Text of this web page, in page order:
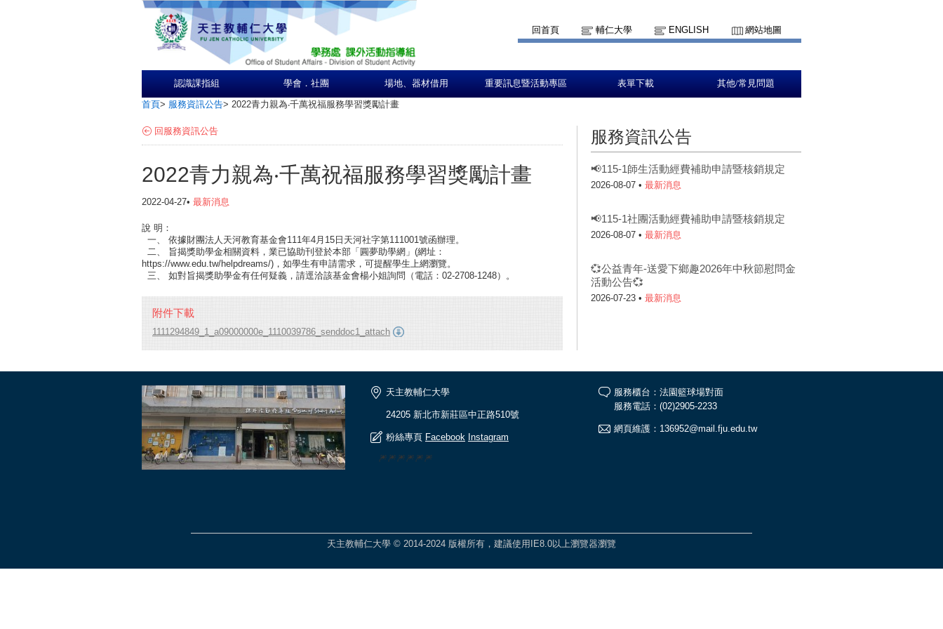
回首頁 輔仁大學 ENGLISH 網站地圖
認識課指組 學會．社團 場地、器材借用 重要訊息暨活動專區 表單下載 其他/常見問題
首頁> 服務資訊公告> 2022青力親為‧千萬祝福服務學習獎勵計畫
回服務資訊公告
2022青力親為‧千萬祝福服務學習獎勵計畫
2022-04-27• 最新消息
說 明：
一、 依據財團法人天河教育基金會111年4月15日天河社字第111001號函辦理。
二、 旨揭獎助學金相關資料，業已協助刊登於本部「圓夢助學網」(網址：
https://www.edu.tw/helpdreams/)，如學生有申請需求，可提醒學生上網瀏覽。
三、 如對旨揭獎助學金有任何疑義，請逕洽該基金會楊小姐詢問（電話：02-2708-1248）。
附件下載
1111294849_1_a09000000e_1110039786_senddoc1_attach
服務資訊公告
📢115-1師生活動經費補助申請暨核銷規定
2026-08-07 • 最新消息
📢115-1社團活動經費補助申請暨核銷規定
2026-08-07 • 最新消息
💞公益青年-送愛下鄉趣2026年中秋節慰問金
活動公告💞
2026-07-23 • 最新消息
天主教輔仁大學
24205 新北市新莊區中正路510號
粉絲專頁 Facebook Instagram
🎆🎆🎆🎆🎆🎆
服務櫃台：法園籃球場對面
服務電話：(02)2905-2233
網頁維護：136952@mail.fju.edu.tw
天主教輔仁大學 © 2014-2024 版權所有，建議使用IE8.0以上瀏覽器瀏覽